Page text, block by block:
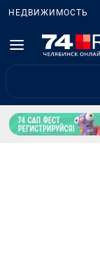
НЕДВИЖИМОСТЬ